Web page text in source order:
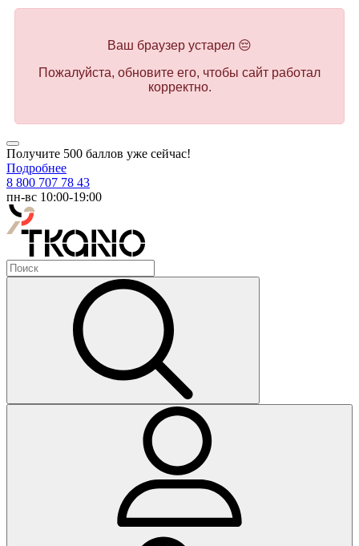
Ваш браузер устарел 😔
Пожалуйста, обновите его, чтобы сайт работал
корректно.
Получите 500 баллов уже сейчас!
Подробнее
8 800 707 78 43
пн-вс 10:00-19:00